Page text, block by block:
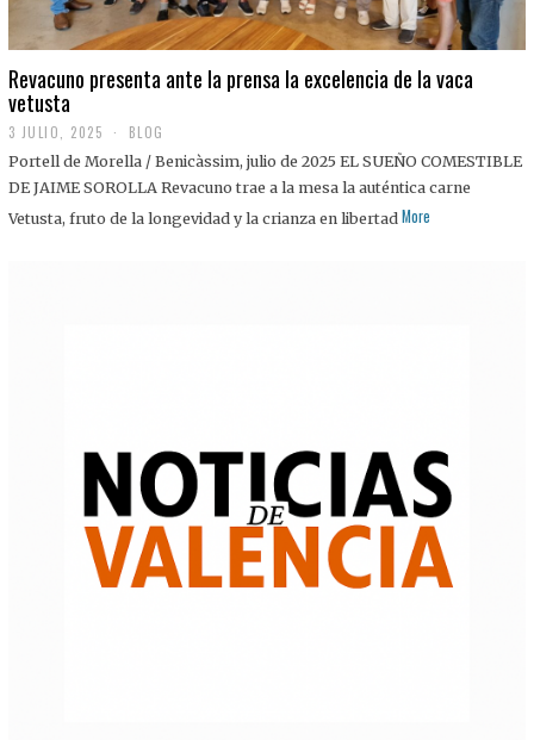
Revacuno presenta ante la prensa la excelencia de la vaca
vetusta
3 JULIO, 2025
J
U
I
BLOG
Portell de Morella / Benicàssim, julio de 2025 EL SUEÑO COMESTIBLE
DE JAIME SOROLLA Revacuno trae a la mesa la auténtica carne
Vetusta, fruto de la longevidad y la crianza en libertad More